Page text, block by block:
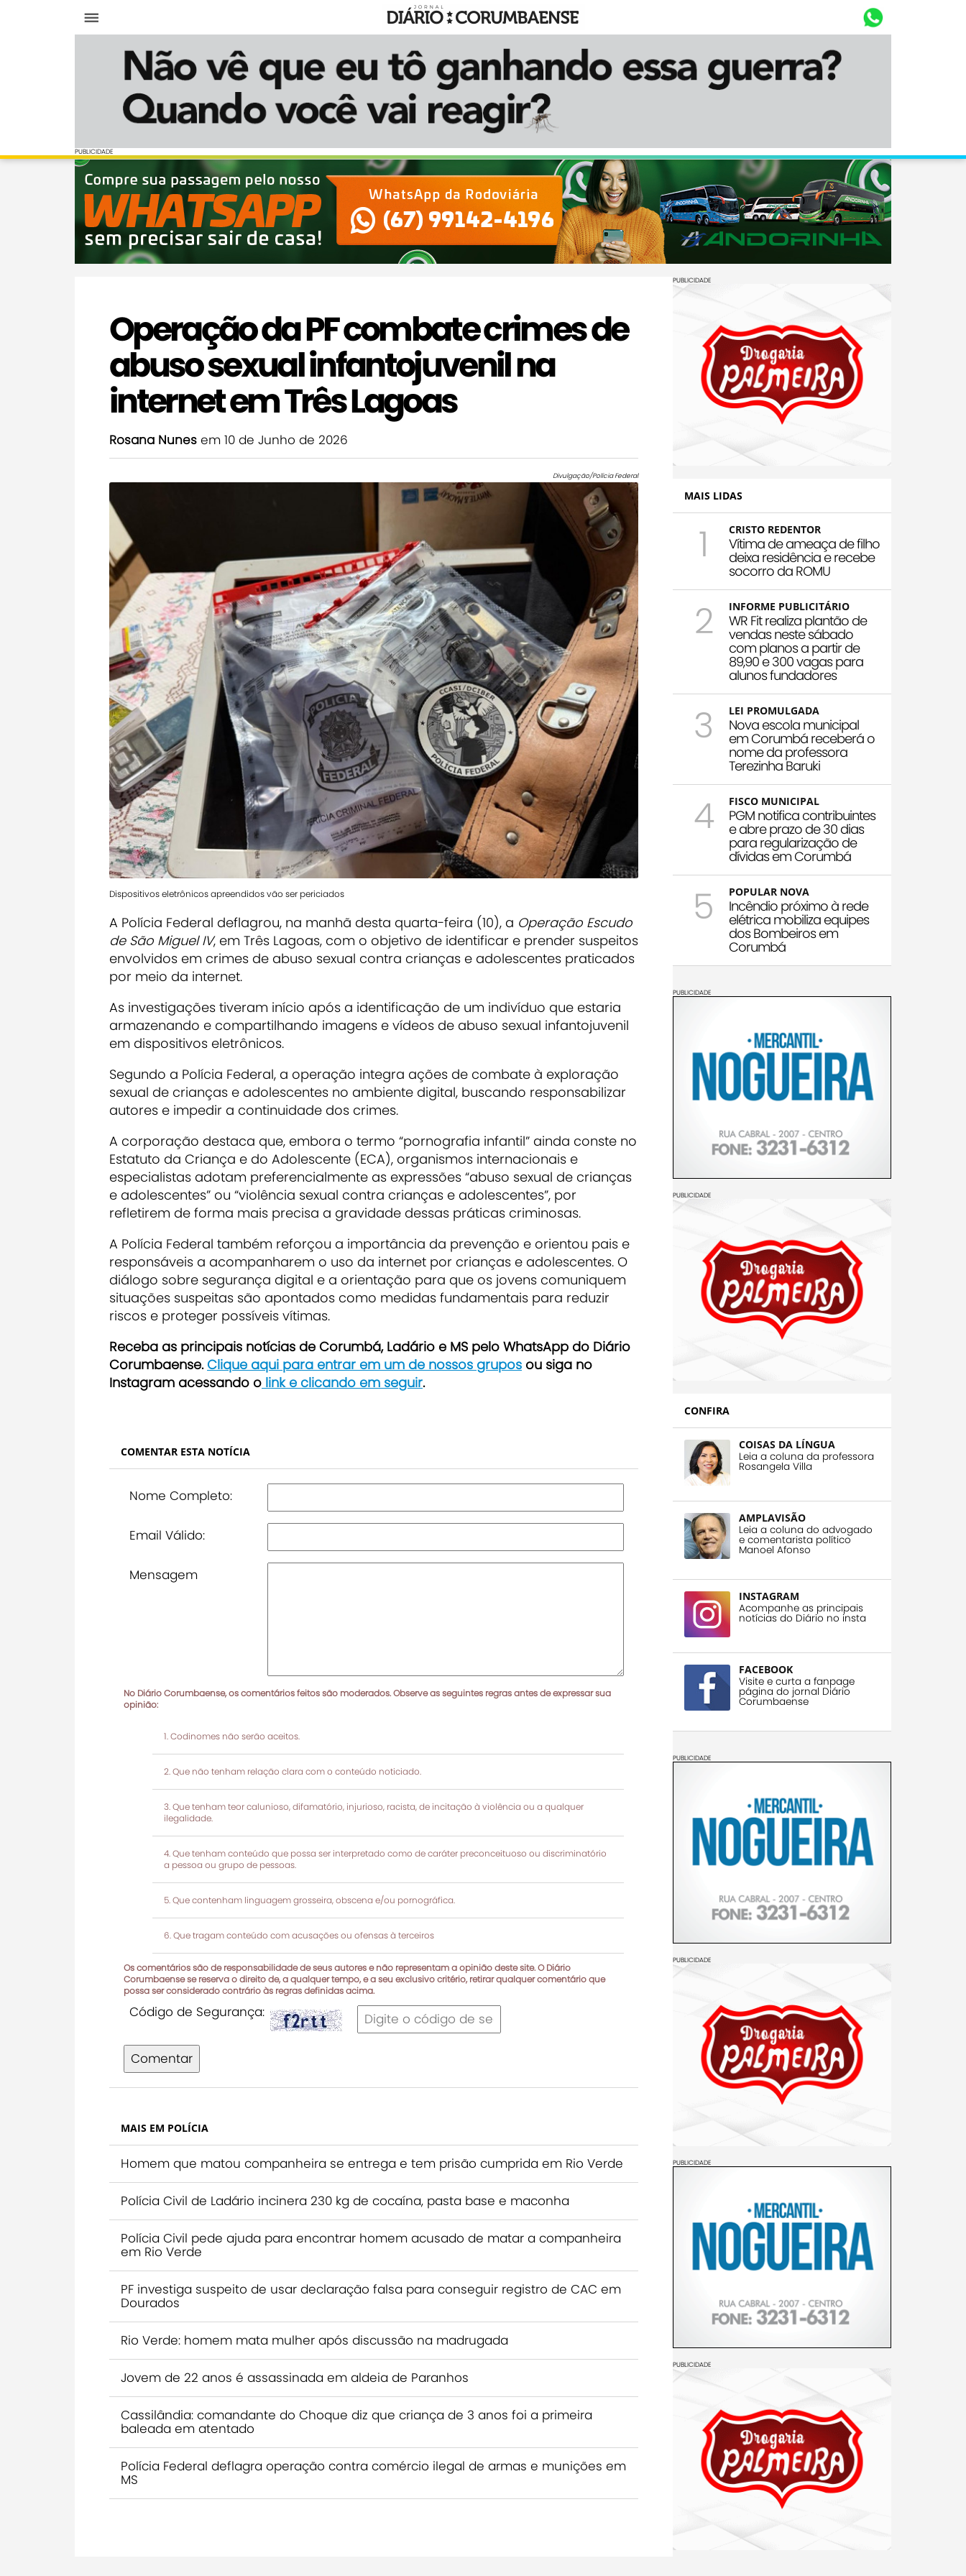
Diário Corumbaense
PUBLICIDADE
PUBLICIDADE
Operação da PF combate crimes de
abuso sexual infantojuvenil na
internet em Três Lagoas
Rosana Nunes em 10 de Junho de 2026
Divulgação/Polícia Federal
Dispositivos eletrônicos apreendidos vão ser periciados
A Polícia Federal deflagrou, na manhã desta quarta-feira (10), a Operação Escudo
de São Miguel IV, em Três Lagoas, com o objetivo de identificar e prender suspeitos
envolvidos em crimes de abuso sexual contra crianças e adolescentes praticados
por meio da internet.
As investigações tiveram início após a identificação de um indivíduo que estaria
armazenando e compartilhando imagens e vídeos de abuso sexual infantojuvenil
em dispositivos eletrônicos.
Segundo a Polícia Federal, a operação integra ações de combate à exploração
sexual de crianças e adolescentes no ambiente digital, buscando responsabilizar
autores e impedir a continuidade dos crimes.
A corporação destaca que, embora o termo “pornografia infantil” ainda conste no
Estatuto da Criança e do Adolescente (ECA), organismos internacionais e
especialistas adotam preferencialmente as expressões “abuso sexual de crianças
e adolescentes” ou “violência sexual contra crianças e adolescentes”, por
refletirem de forma mais precisa a gravidade dessas práticas criminosas.
A Polícia Federal também reforçou a importância da prevenção e orientou pais e
responsáveis a acompanharem o uso da internet por crianças e adolescentes. O
diálogo sobre segurança digital e a orientação para que os jovens comuniquem
situações suspeitas são apontados como medidas fundamentais para reduzir
riscos e proteger possíveis vítimas.
Receba as principais notícias de Corumbá, Ladário e MS pelo WhatsApp do Diário
Corumbaense.Clique aqui para entrar em um de nossos grupos ou siga no
Instagram acessando o link e clicando em seguir.
COMENTAR ESTA NOTÍCIA
Nome Completo:
Email Válido:
Mensagem
No Diário Corumbaense, os comentários feitos são moderados. Observe as seguintes regras antes de expressar sua
opinião:
Codinomes não serão aceitos.
Que não tenham relação clara com o conteúdo noticiado.
Que tenham teor calunioso, difamatório, injurioso, racista, de incitação à violência ou a qualquer
ilegalidade.
Que tenham conteúdo que possa ser interpretado como de caráter preconceituoso ou discriminatório
a pessoa ou grupo de pessoas.
Que contenham linguagem grosseira, obscena e/ou pornográfica.
Que tragam conteúdo com acusações ou ofensas à terceiros
Os comentários são de responsabilidade de seus autores e não representam a opinião deste site. O Diário
Corumbaense se reserva o direito de, a qualquer tempo, e a seu exclusivo critério, retirar qualquer comentário que
possa ser considerado contrário às regras definidas acima.
Código de Segurança:
Comentar
MAIS EM POLÍCIA
Homem que matou companheira se entrega e tem prisão cumprida em Rio Verde
Polícia Civil de Ladário incinera 230 kg de cocaína, pasta base e maconha
Polícia Civil pede ajuda para encontrar homem acusado de matar a companheira
em Rio Verde
PF investiga suspeito de usar declaração falsa para conseguir registro de CAC em
Dourados
Rio Verde: homem mata mulher após discussão na madrugada
Jovem de 22 anos é assassinada em aldeia de Paranhos
Cassilândia: comandante do Choque diz que criança de 3 anos foi a primeira
baleada em atentado
Polícia Federal deflagra operação contra comércio ilegal de armas e munições em
MS
PUBLICIDADE
MAIS LIDAS
1 CRISTO REDENTOR
Vítima de ameaça de filho
deixa residência e recebe
socorro da ROMU
2 INFORME PUBLICITÁRIO
WR Fit realiza plantão de
vendas neste sábado
com planos a partir de
89,90 e 300 vagas para
alunos fundadores
3 LEI PROMULGADA
Nova escola municipal
em Corumbá receberá o
nome da professora
Terezinha Baruki
4 FISCO MUNICIPAL
PGM notifica contribuintes
e abre prazo de 30 dias
para regularização de
dívidas em Corumbá
5 POPULAR NOVA
Incêndio próximo à rede
elétrica mobiliza equipes
dos Bombeiros em
Corumbá
PUBLICIDADE
PUBLICIDADE
CONFIRA
COISAS DA LÍNGUA
Leia a coluna da professora
Rosangela Villa
AMPLAVISÃO
Leia a coluna do advogado
e comentarista político
Manoel Afonso
INSTAGRAM
Acompanhe as principais
notícias do Diário no insta
FACEBOOK
Visite e curta a fanpage
página do jornal Diário
Corumbaense
PUBLICIDADE
PUBLICIDADE
PUBLICIDADE
PUBLICIDADE